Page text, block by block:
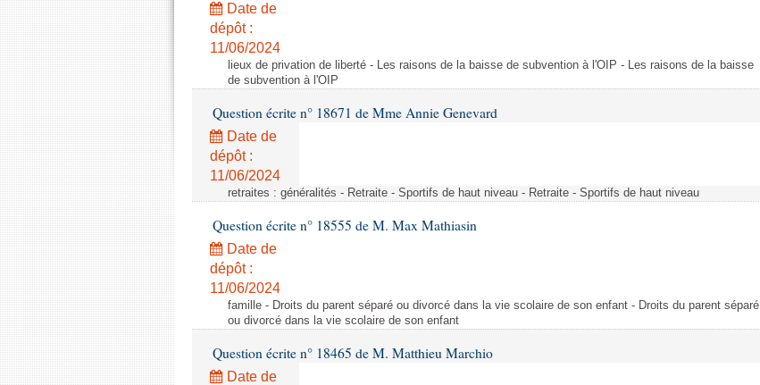
Date de
dépôt :
11/06/2024
lieux de privation de liberté - Les raisons de la baisse de subvention à l'OIP - Les raisons de la baisse
de subvention à l'OIP
Question écrite n° 18671 de Mme Annie Genevard
Date de
dépôt :
11/06/2024
retraites : généralités - Retraite - Sportifs de haut niveau - Retraite - Sportifs de haut niveau
Question écrite n° 18555 de M. Max Mathiasin
Date de
dépôt :
11/06/2024
famille - Droits du parent séparé ou divorcé dans la vie scolaire de son enfant - Droits du parent séparé
ou divorcé dans la vie scolaire de son enfant
Question écrite n° 18465 de M. Matthieu Marchio
Date de